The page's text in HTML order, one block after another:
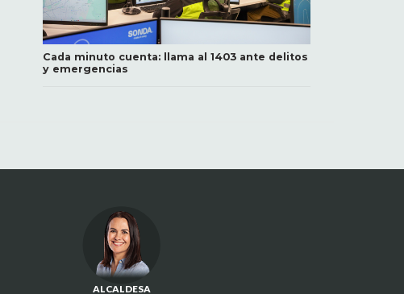
Cada minuto cuenta: llama al 1403 ante delitos
y emergencias
ALCALDESA